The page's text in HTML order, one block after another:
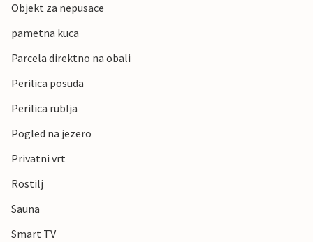
Objekt za nepusace
pametna kuca
Parcela direktno na obali
Perilica posuda
Perilica rublja
Pogled na jezero
Privatni vrt
Rostilj
Sauna
Smart TV